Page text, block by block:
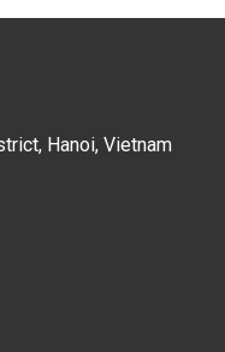
Hanoi, Vietnam